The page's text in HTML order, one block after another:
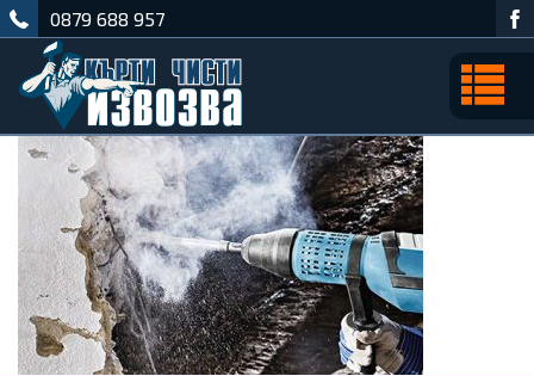
0879 688 957